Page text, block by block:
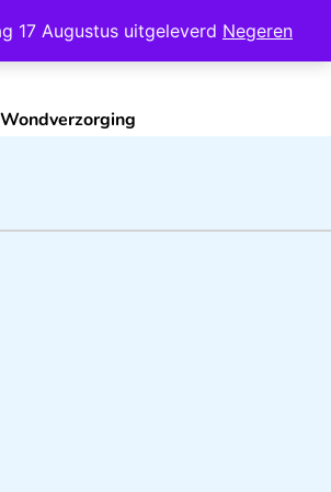
17 Augustus uitgeleverd Negeren
Wondverzorging